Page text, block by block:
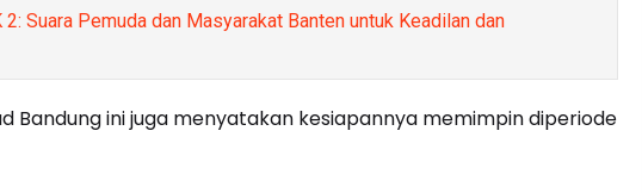
Suara Pemuda dan Masyarakat Banten untuk Keadilan dan
Bandung ini juga menyatakan kesiapannya memimpin diperiode